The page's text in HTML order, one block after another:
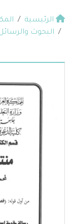
الرئيسية
البحوث